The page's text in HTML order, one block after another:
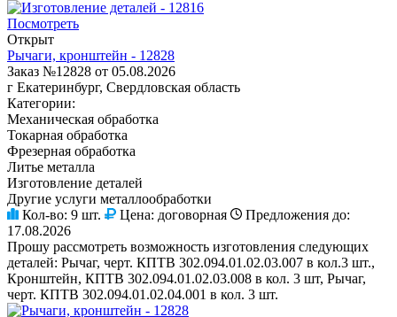
Посмотреть
Открыт
Рычаги, кронштейн - 12828
Заказ №12828 от 05.08.2026
г Екатеринбург, Свердловская область
Категории:
Механическая обработка
Токарная обработка
Фрезерная обработка
Литье металла
Изготовление деталей
Другие услуги металлообработки
Кол-во: 9 шт. Цена: договорная
Предложения до:
17.08.2026
Прошу рассмотреть возможность изготовления следующих
деталей: Рычаг, черт. КПТВ 302.094.01.02.03.007 в кол.3 шт.,
Кронштейн, КПТВ 302.094.01.02.03.008 в кол. 3 шт, Рычаг,
черт. КПТВ 302.094.01.02.04.001 в кол. 3 шт.